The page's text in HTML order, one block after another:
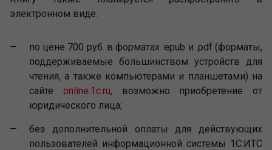
электронном виде:
по цене 700 руб. в форматах .epub и .pdf (форматы,
поддерживаемые большинством устройств для
чтения, а также компьютерами и планшетами) на
сайте online.1c.ru, возможно приобретение от
юридического лица;
без дополнительной оплаты для действующих
пользователей информационной системы 1С:ИТС